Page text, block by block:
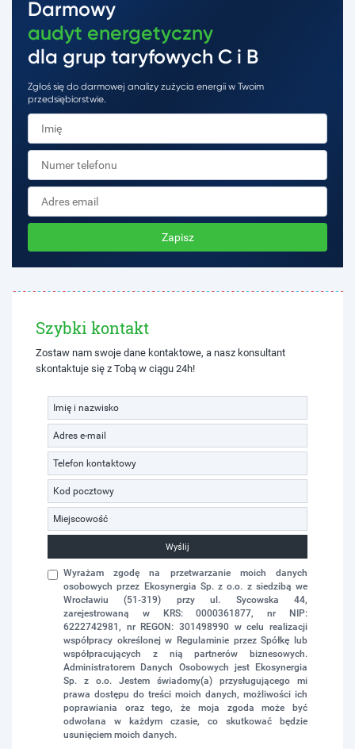
Darmowy
audyt energetyczny
dla grup taryfowych C i B
Zgłoś się do darmowej analizy zużycia energii w Twoim
przedsiębiorstwie.
Zapisz
Szybki kontakt
Zostaw nam swoje dane kontaktowe, a nasz konsultant
skontaktuje się z Tobą w ciągu 24h!
Wyślij
Wyrażam zgodę na przetwarzanie moich danych
osobowych przez Ekosynergia Sp. z o.o. z siedzibą we
Wrocławiu (51-319) przy ul. Sycowska 44,
zarejestrowaną w KRS: 0000361877, nr NIP:
6222742981, nr REGON: 301498990 w celu realizacji
współpracy określonej w Regulaminie przez Spółkę lub
współpracujących z nią partnerów biznesowych.
Administratorem Danych Osobowych jest Ekosynergia
Sp. z o.o. Jestem świadomy(a) przysługującego mi
prawa dostępu do treści moich danych, możliwości ich
poprawiania oraz tego, że moja zgoda może być
odwołana w każdym czasie, co skutkować będzie
usunięciem moich danych.